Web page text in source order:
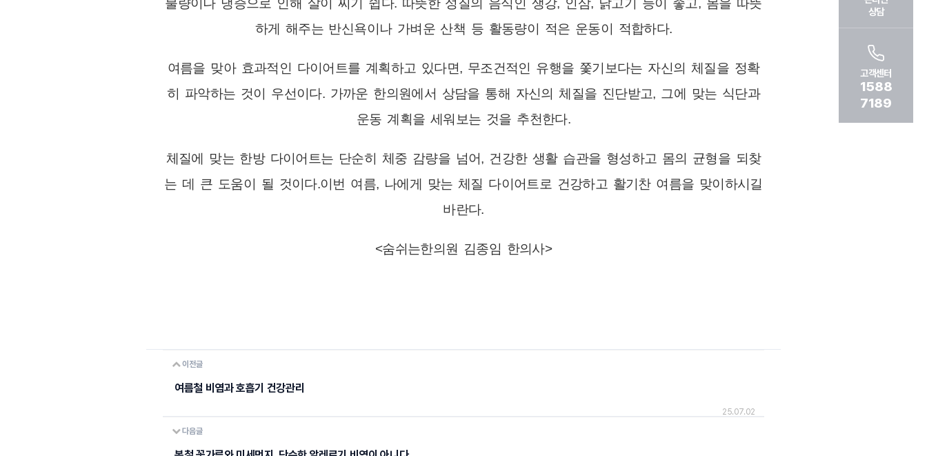
불량이나 냉증으로 인해 살이 찌기 쉽다. 따뜻한 성질의 음식인 생강, 인삼, 닭고기 등이 좋고, 몸을 따뜻
하게 해주는 반신욕이나 가벼운 산책 등 활동량이 적은 운동이 적합하다.
여름을 맞아 효과적인 다이어트를 계획하고 있다면, 무조건적인 유행을 쫓기보다는 자신의 체질을 정확
히 파악하는 것이 우선이다. 가까운 한의원에서 상담을 통해 자신의 체질을 진단받고, 그에 맞는 식단과
운동 계획을 세워보는 것을 추천한다.
체질에 맞는 한방 다이어트는 단순히 체중 감량을 넘어, 건강한 생활 습관을 형성하고 몸의 균형을 되찾
는 데 큰 도움이 될 것이다.이번 여름, 나에게 맞는 체질 다이어트로 건강하고 활기찬 여름을 맞이하시길
바란다.
<숨쉬는한의원 김종임 한의사>
이전글
여름철 비염과 호흡기 건강관리
25.07.02
다음글
상담
고객센터
1588
7189